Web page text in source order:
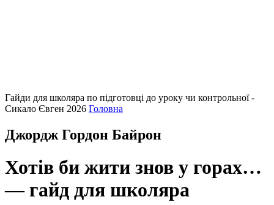
Гайди для школяра по підготовці до уроку чи контрольної -
Сикало Євген 2026 Головна
Джордж Гордон Байрон
Хотів би жити знов у горах…
— гайд для школяра